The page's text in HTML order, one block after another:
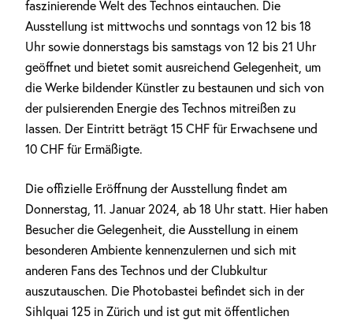
faszinierende Welt des Technos eintauchen. Die
Ausstellung ist mittwochs und sonntags von 12 bis 18
Uhr sowie donnerstags bis samstags von 12 bis 21 Uhr
geöffnet und bietet somit ausreichend Gelegenheit, um
die Werke bildender Künstler zu bestaunen und sich von
der pulsierenden Energie des Technos mitreißen zu
lassen. Der Eintritt beträgt 15 CHF für Erwachsene und
10 CHF für Ermäßigte.
Die offizielle Eröffnung der Ausstellung findet am
Donnerstag, 11. Januar 2024, ab 18 Uhr statt. Hier haben
Besucher die Gelegenheit, die Ausstellung in einem
besonderen Ambiente kennenzulernen und sich mit
anderen Fans des Technos und der Clubkultur
auszutauschen. Die Photobastei befindet sich in der
Sihlquai 125 in Zürich und ist gut mit öffentlichen